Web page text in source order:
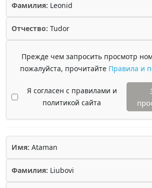
Фамилия: Leonid
Отчество: Tudor
Прежде чем запросить просмотр
пожалуйста, прочитайте Правила и
Я согласен с правилами и
политикой сайта
Имя: Ataman
Фамилия: Liubovi